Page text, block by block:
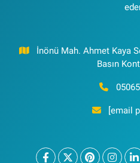
İnönü Mah. Ahmet Kaya
Basın
[email